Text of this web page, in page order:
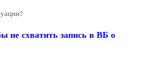
не схватить запись в ВБ о